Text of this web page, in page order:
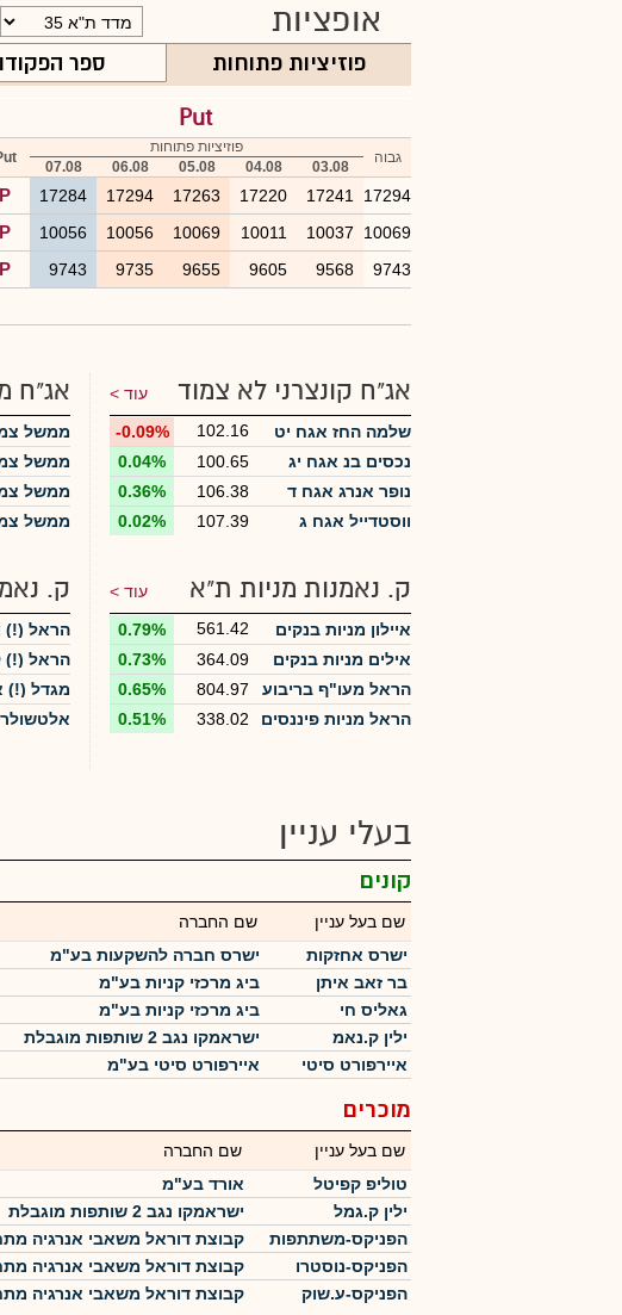
אופציות
פוזיציות פתוחות ספר
Put
גבוה
פוזיציות פתוחות
03.08
04.08
05.08
06.08
07.08
17294
17241
17220
17263
17294
17284
P
10069
10037
10011
10069
10056
10056
P
9743
9568
9605
9655
9735
9743
P
אג"ח קונצרני לא צמוד
עוד >
שלמה החז אגח יט
102.16
-0.09%
נכסים בנ אגח יג
100.65
0.04%
נופר אנרג אגח ד
106.38
0.36%
ווסטדייל אגח ג
107.39
0.02%
ק. נאמנות מניות ת"א
עוד >
איילון מניות בנקים
561.42
0.79%
אילים מניות בנקים
364.09
0.73%
הראל מעו"ף בריבוע
804.97
0.65%
הראל מניות פיננסים
338.02
0.51%
אג"ח
ממשל צמודה
ממשל צמודה
ממשל צמודה
ממשל צמודה
ק.
הראל (!)
ג - רכיב
הראל (!)
וס
מגדל (!)
ת
בעלי עניין
קונים
שם בעל עניין שם החברה
ישרס אחזקות
ישרס חברה להשקעות בע"מ
בר זאב איתן
ביג מרכזי קניות בע"מ
גאליס חי
ביג מרכזי קניות בע"מ
ילין ק.נאמ
ישראמקו נגב 2 שותפות מוגבלת
איירפורט סיטי
איירפורט סיטי בע"מ
מוכרים
שם בעל עניין שם החברה
טוליפ קפיטל
אורד בע"מ
ילין ק.גמל
ישראמקו נגב 2 שותפות מוגבלת
הפניקס-משתתפות
קבוצת דוראל משאבי אנרגיה
הפניקס-נוסטרו
קבוצת דוראל משאבי אנרגיה
הפניקס-ע.שוק
קבוצת דוראל משאבי אנרגיה